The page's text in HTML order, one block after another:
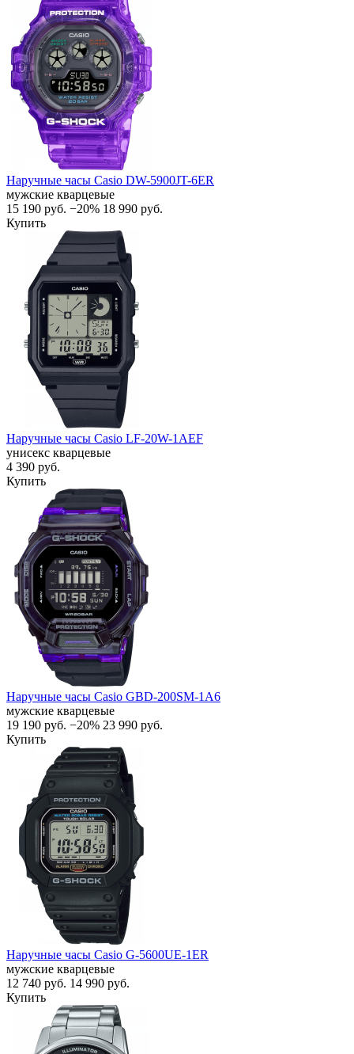
Наручные часы Casio DW-5900JT-6ER
мужские кварцевые
15 190 руб. −20% 18 990 руб.
Купить
Наручные часы Casio LF-20W-1AEF
унисекс кварцевые
4 390 руб.
Купить
Наручные часы Casio GBD-200SM-1A6
мужские кварцевые
19 190 руб. −20% 23 990 руб.
Купить
Наручные часы Casio G-5600UE-1ER
мужские кварцевые
12 740 руб. 14 990 руб.
Купить